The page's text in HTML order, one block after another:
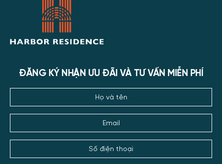
ĐĂNG KÝ NHẬN ƯU ĐÃI VÀ TƯ VẤN MIỄN PHÍ